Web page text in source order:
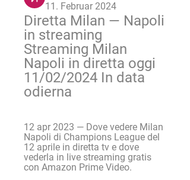
11. Februar 2024
Diretta Milan — Napoli
in streaming
Streaming Milan
Napoli in diretta oggi
11/02/2024 In data
odierna
12 apr 2023 — Dove vedere Milan
Napoli di Champions League del
12 aprile in diretta tv e dove
vederla in live streaming gratis
con Amazon Prime Video.